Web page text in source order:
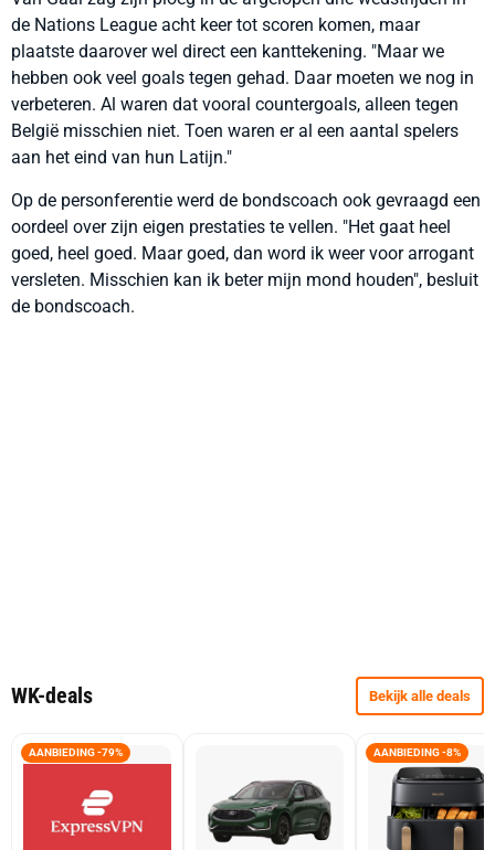
de Nations League acht keer tot scoren komen, maar
plaatste daarover wel direct een kanttekening. "Maar we
hebben ook veel goals tegen gehad. Daar moeten we nog in
verbeteren. Al waren dat vooral countergoals, alleen tegen
België misschien niet. Toen waren er al een aantal spelers
aan het eind van hun Latijn."
Op de personferentie werd de bondscoach ook gevraagd een
oordeel over zijn eigen prestaties te vellen. "Het gaat heel
goed, heel goed. Maar goed, dan word ik weer voor arrogant
versleten. Misschien kan ik beter mijn mond houden", besluit
de bondscoach.
WK-deals Bekijk alle deals
AANBIEDING -79% AANBIEDING -8%